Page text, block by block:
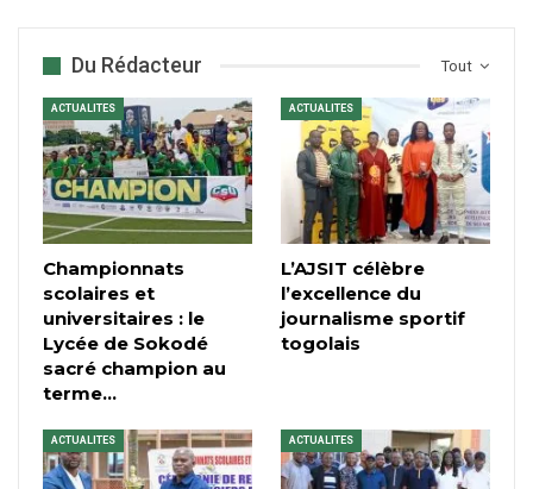
Tout
Du Rédacteur
ACTUALITES
Championnats
scolaires et
universitaires : le
Lycée de Sokodé
sacré champion au
terme…
ACTUALITES
L’AJSIT célèbre
l’excellence du
journalisme sportif
togolais
ACTUALITES ACTUALITES